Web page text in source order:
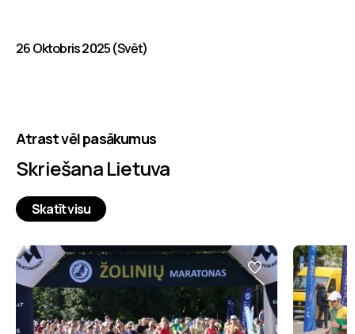
26 Oktobris 2025 (Svēt)
Atrast vēl pasākumus
Skriešana Lietuva
Skatīt visu